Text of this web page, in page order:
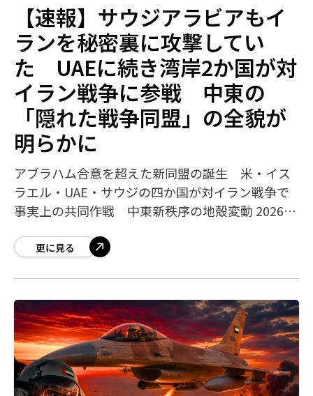
【速報】サウジアラビアもイ
ランを秘密裏に攻撃してい
た UAEに続き湾岸2か国が対
イラン戦争に参戦 中東の
「隠れた戦争同盟」の全貌が
明らかに
アブラハム合意を超えた新同盟の誕生 米・イス
ラエル・UAE・サウジの四か国が対イラン戦争で
事実上の共同作戦 中東新秩序の地殻変動 2026年
づき、サウジアラビアが対イラン戦
更に見る